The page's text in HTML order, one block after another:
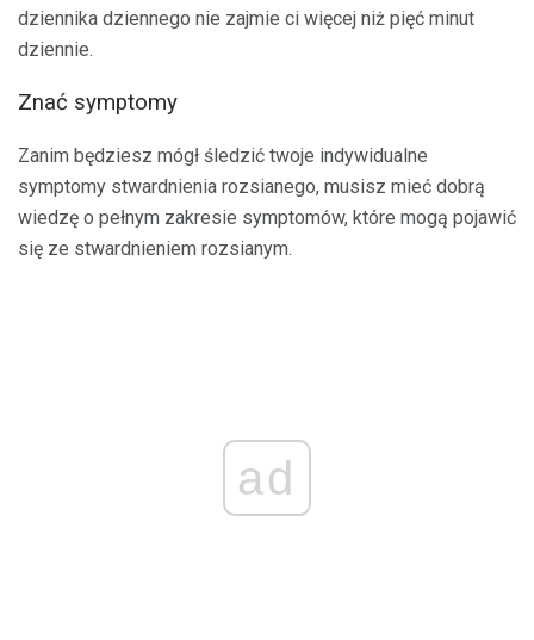
dziennika dziennego nie zajmie ci więcej niż pięć minut
dziennie.
Znać symptomy
Zanim będziesz mógł śledzić twoje indywidualne
symptomy stwardnienia rozsianego, musisz mieć dobrą
wiedzę o pełnym zakresie symptomów, które mogą pojawić
się ze stwardnieniem rozsianym.
ad